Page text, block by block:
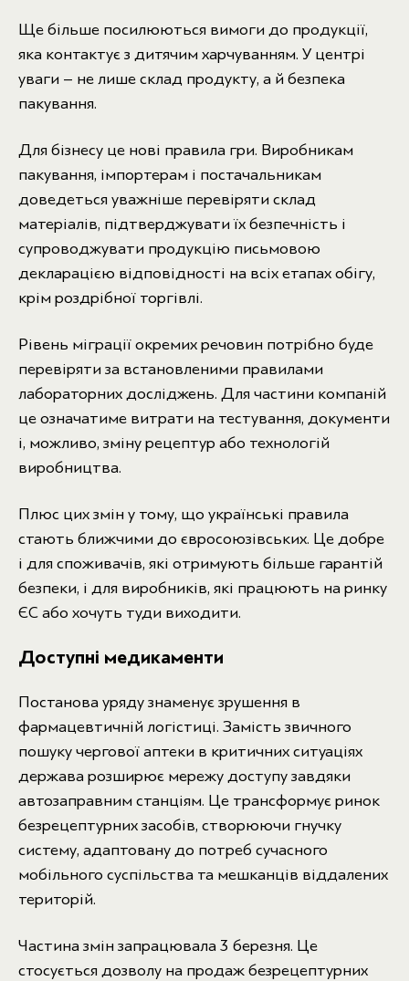
Ще більше посилюються вимоги до продукції,
яка контактує з дитячим харчуванням. У центрі
уваги – не лише склад продукту, а й безпека
пакування.
Для бізнесу це нові правила гри. Виробникам
пакування, імпортерам і постачальникам
доведеться уважніше перевіряти склад
матеріалів, підтверджувати їх безпечність і
супроводжувати продукцію письмовою
декларацією відповідності на всіх етапах обігу,
крім роздрібної торгівлі.
Рівень міграції окремих речовин потрібно буде
перевіряти за встановленими правилами
лабораторних досліджень. Для частини компаній
це означатиме витрати на тестування, документи
і, можливо, зміну рецептур або технологій
виробництва.
Плюс цих змін у тому, що українські правила
стають ближчими до євросоюзівських. Це добре
і для споживачів, які отримують більше гарантій
безпеки, і для виробників, які працюють на ринку
ЄС або хочуть туди виходити.
Доступні медикаменти
Постанова уряду знаменує зрушення в
фармацевтичній логістиці. Замість звичного
пошуку чергової аптеки в критичних ситуаціях
держава розширює мережу доступу завдяки
автозаправним станціям. Це трансформує ринок
безрецептурних засобів, створюючи гнучку
систему, адаптовану до потреб сучасного
мобільного суспільства та мешканців віддалених
територій.
Частина змін запрацювала 3 березня. Це
стосується дозволу на продаж безрецептурних